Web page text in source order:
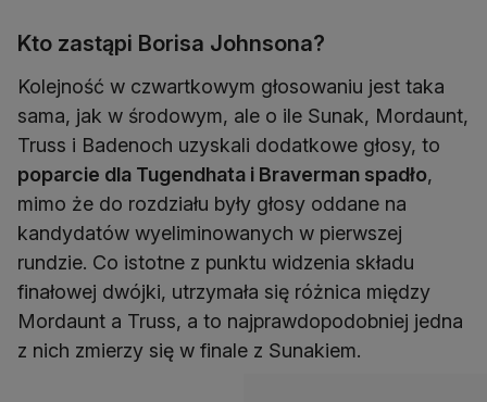
Kto zastąpi Borisa Johnsona?
Kolejność w czwartkowym głosowaniu jest taka
sama, jak w środowym, ale o ile Sunak, Mordaunt,
Truss i Badenoch uzyskali dodatkowe głosy, to
poparcie dla Tugendhata i Braverman spadło,
mimo że do rozdziału były głosy oddane na
kandydatów wyeliminowanych w pierwszej
rundzie. Co istotne z punktu widzenia składu
finałowej dwójki, utrzymała się różnica między
Mordaunt a Truss, a to najprawdopodobniej jedna
z nich zmierzy się w finale z Sunakiem.